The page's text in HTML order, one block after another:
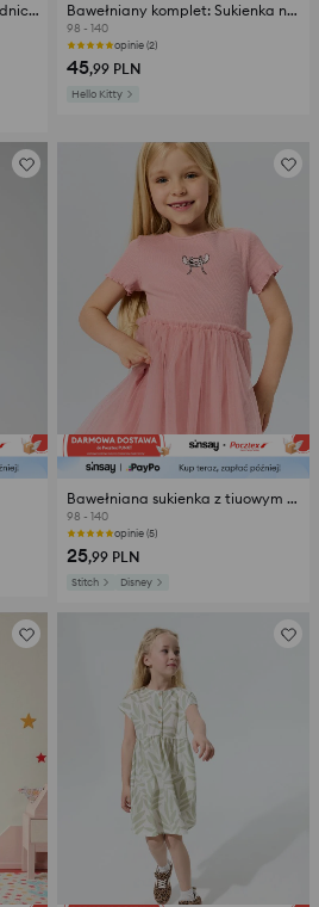
Zestaw baletowy: body i spódniczka Active Bawełniany komplet: Sukienka na ramiączkach z koszulką Cinnamonroll
98 - 140
opinie (2)
45,99 PLN
Hello Kitty
Bawełniana sukienka z tiuowym dołem z haftem Stitch
98 - 140
opinie (5)
25,99 PLN
Stitch Disney